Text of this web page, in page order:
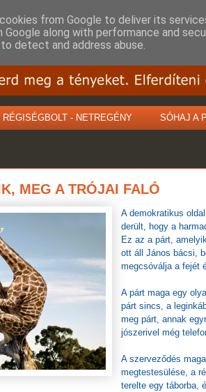
- NETREGÉNY SÓHAJ A
MEG A TRÓJAI FALÓ
A demokratikus
derült, hogy a
Ez az a párt,
ott áll János bácsi,
megcsóválja a fejét
A párt maga egy
párt sincs, a
meg párt, annak
jószerivel még
A szerveződés
megtestesülése, a
terelte egy táborba,
from Google to deliver its
Google along with performance and
detect and address abuse.